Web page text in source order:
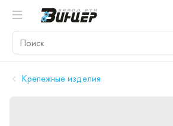
Крепежные изделия